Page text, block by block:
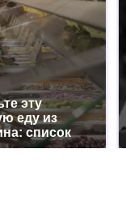
эту
еду из
список